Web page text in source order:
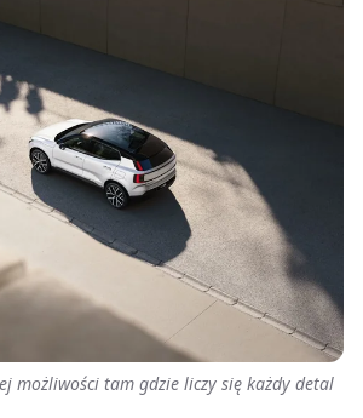
możliwości tam gdzie liczy się każdy detal